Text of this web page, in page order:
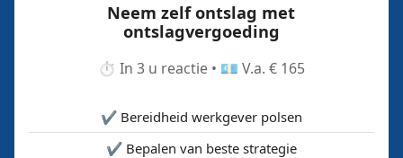
Neem zelf ontslag met
ontslagvergoeding
⏱️ In 3 u reactie • 💶 V.a. € 165
✔️ Bereidheid werkgever polsen
✔️ Bepalen van beste strategie